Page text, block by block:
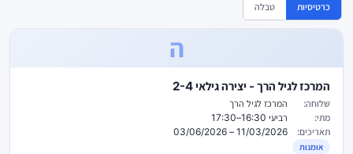
כרטיסיות
טבלה
ה
המרכז לגיל הרך - יצירה גילאי 2-4
שלוחה:
המרכז לגיל הרך
מתי:
רביעי 16:30–17:30
תאריכים:
11/03/2026 – 03/06/2026
אומנות